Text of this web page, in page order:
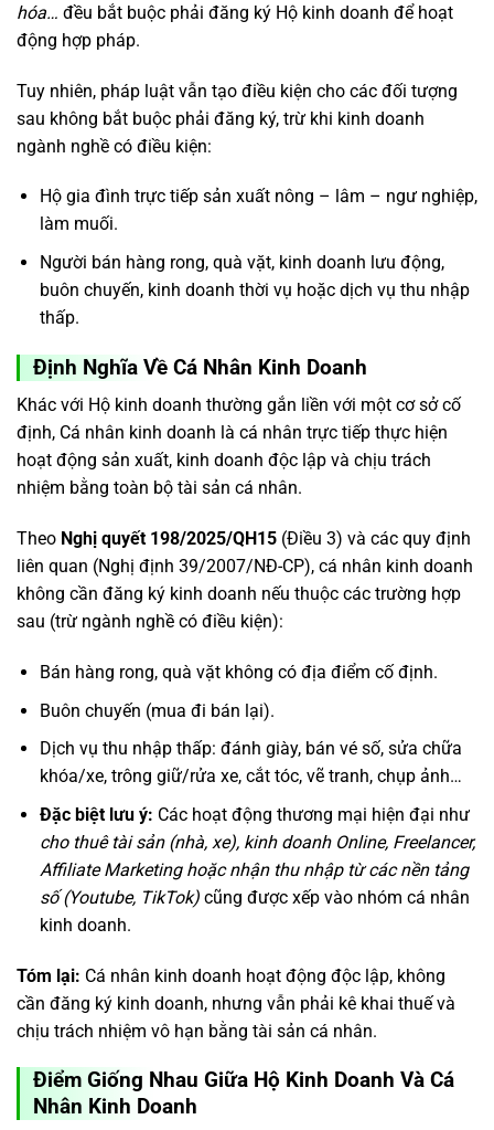
hóa… đều bắt buộc phải đăng ký Hộ kinh doanh để hoạt
động hợp pháp.
Tuy nhiên, pháp luật vẫn tạo điều kiện cho các đối tượng
sau không bắt buộc phải đăng ký, trừ khi kinh doanh
ngành nghề có điều kiện:
Hộ gia đình trực tiếp sản xuất nông – lâm – ngư nghiệp,
làm muối.
Người bán hàng rong, quà vặt, kinh doanh lưu động,
buôn chuyến, kinh doanh thời vụ hoặc dịch vụ thu nhập
thấp.
Định Nghĩa Về Cá Nhân Kinh Doanh
Khác với Hộ kinh doanh thường gắn liền với một cơ sở cố
định, Cá nhân kinh doanh là cá nhân trực tiếp thực hiện
hoạt động sản xuất, kinh doanh độc lập và chịu trách
nhiệm bằng toàn bộ tài sản cá nhân.
Theo Nghị quyết 198/2025/QH15 (Điều 3) và các quy định
liên quan (Nghị định 39/2007/NĐ-CP), cá nhân kinh doanh
không cần đăng ký kinh doanh nếu thuộc các trường hợp
sau (trừ ngành nghề có điều kiện):
Bán hàng rong, quà vặt không có địa điểm cố định.
Buôn chuyến (mua đi bán lại).
Dịch vụ thu nhập thấp: đánh giày, bán vé số, sửa chữa
khóa/xe, trông giữ/rửa xe, cắt tóc, vẽ tranh, chụp ảnh…
Đặc biệt lưu ý: Các hoạt động thương mại hiện đại như
cho thuê tài sản (nhà, xe), kinh doanh Online, Freelancer,
Affiliate Marketing hoặc nhận thu nhập từ các nền tảng
số (Youtube, TikTok)cũng được xếp vào nhóm cá nhân
kinh doanh.
Tóm lại: Cá nhân kinh doanh hoạt động độc lập, không
cần đăng ký kinh doanh, nhưng vẫn phải kê khai thuế và
chịu trách nhiệm vô hạn bằng tài sản cá nhân.
Điểm Giống Nhau Giữa Hộ Kinh Doanh Và Cá
Nhân Kinh Doanh